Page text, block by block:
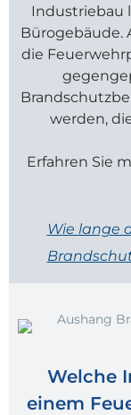
Industriebau
Bürogebäude.
die
werden,
Erfahren Sie
Wie lange
Welche
einem